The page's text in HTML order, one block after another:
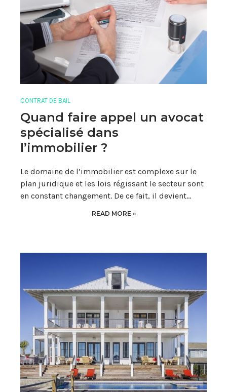
CONTRAT DE BAIL
Quand faire appel un avocat
spécialisé dans
l’immobilier ?
Le domaine de l’immobilier est complexe sur le
plan juridique et les lois régissant le secteur sont
en constant changement. De ce fait, il devient…
READ MORE »